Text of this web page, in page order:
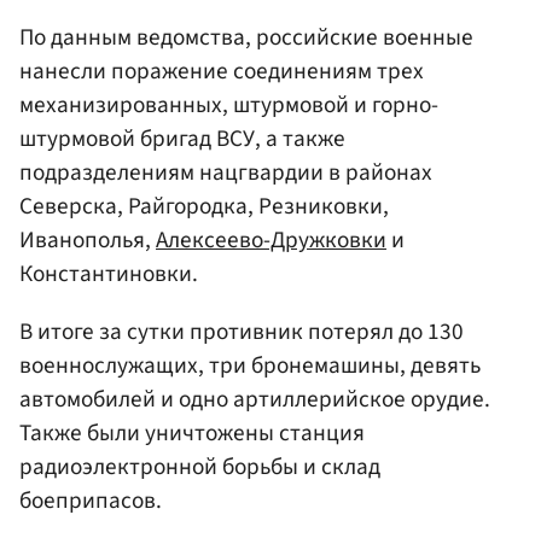
По данным ведомства, российские военные
нанесли поражение соединениям трех
механизированных, штурмовой и горно-
штурмовой бригад ВСУ, а также
подразделениям нацгвардии в районах
Северска, Райгородка, Резниковки,
Иванополья,Алексеево-Дружковкии
Константиновки.
В итоге за сутки противник потерял до 130
военнослужащих, три бронемашины, девять
автомобилей и одно артиллерийское орудие.
Также были уничтожены станция
радиоэлектронной борьбы и склад
боеприпасов.